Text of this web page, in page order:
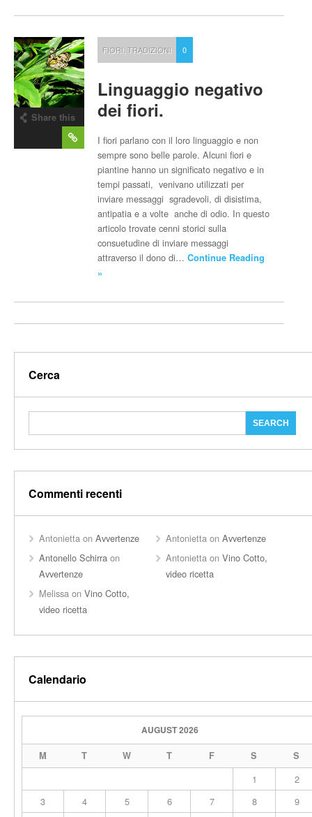
Share this
FIORI ,TRADIZIONI 0
Linguaggio negativo
dei fiori.
I fiori parlano con il loro linguaggio e non
sempre sono belle parole. Alcuni fiori e
piantine hanno un significato negativo e in
tempi passati, venivano utilizzati per
inviare messaggi sgradevoli, di disistima,
antipatia e a volte anche di odio. In questo
articolo trovate cenni storici sulla
consuetudine di inviare messaggi
attraverso il dono di…Continue Reading
»
Cerca
Commenti recenti
Antonietta on Avvertenze Antonietta onAvvertenze
Antonello Schirra on
Avvertenze
Antonietta onVino Cotto,
video ricetta
Melissa on Vino Cotto,
video ricetta
Calendario
AUGUST 2026
M T W T F S S
1
2
3
4 5 6 7 8 9